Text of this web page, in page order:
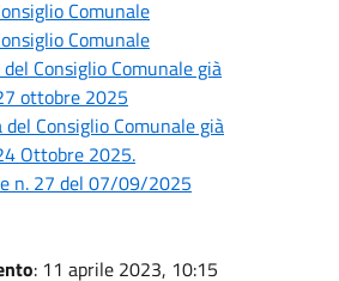
Comunale
Comunale
Consiglio Comunale già
ottobre 2025
Consiglio Comunale già
Ottobre 2025.
n. 27 del 07/09/2025
: 11 aprile 2023, 10:15